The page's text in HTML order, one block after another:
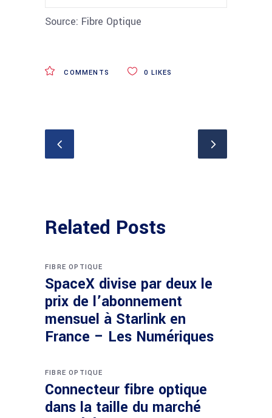
Source: Fibre Optique
COMMENTS 0 LIKES
Related Posts
FIBRE OPTIQUE
SpaceX divise par deux le
prix de l’abonnement
mensuel à Starlink en
France – Les Numériques
FIBRE OPTIQUE
Connecteur fibre optique
dans la taille du marché